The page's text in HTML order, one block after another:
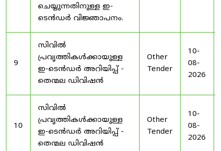
ചെയ്യുന്നതിനുള്ള ഇ-
ടെൻഡർ വിജ്ഞാപനം.
9
സിവിൽ
പ്രവൃത്തികൾക്കായുള്ള
ഇ-ടെൻഡർ അറിയിപ്പ് -
തെന്മല ഡിവിഷൻ
Other
Tender
10-
08-
2026
10
സിവിൽ
പ്രവൃത്തികൾക്കായുള്ള
ഇ-ടെൻഡർ അറിയിപ്പ് -
തെന്മല ഡിവിഷൻ
Other
Tender
10-
08-
2026